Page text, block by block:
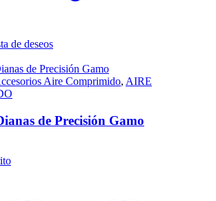
de deseos
Aire Comprimido, AIRE
de Precisión Gamo